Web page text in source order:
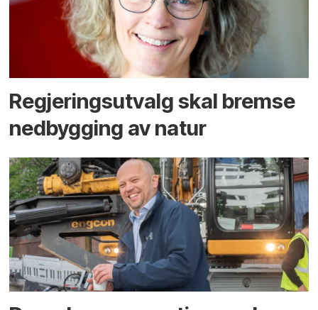
Regjerings­utvalg skal bremse
ned­bygging av natur